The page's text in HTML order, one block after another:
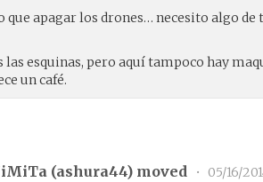
que apagar los drones… necesito algo
esquinas, pero aquí tampoco hay
un café.
(ashura44) moved • 05/16/